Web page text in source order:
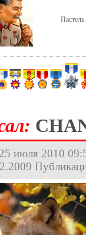
июля 2010